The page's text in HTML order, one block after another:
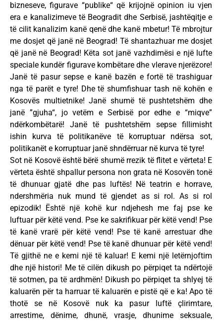
bizneseve, figurave “publike“ që krijojnë opinion iu vjen
era e kanalizimeve të Beogradit dhe Serbisë, jashtëqitje e
të cilit kanalizim kanë qenë dhe kanë mbetur! Të mbrojtur
me dosjet që janë në Beograd! Të shantazhuar me dosjet
që janë në Beograd! Këta sot janë vazhdimësi e një lufte
speciale kundër figurave kombëtare dhe vlerave njerëzore!
Janë të pasur sepse e kanë bazën e fortë të trashiguar
nga të parët e tyre! Dhe të shumfishuar tash në kohën e
Kosovës multietnike! Janë shumë të pushtetshëm dhe
janë ”gjuha“, jo vetëm e Serbisë por edhe e “miqve”
ndërkombëtarë! Janë të pushtetshëm sepse fillimisht
ishin kurva të politikanëve të korruptuar ndërsa sot,
politikanët e korruptuar janë shndërruar në kurva të tyre!
Sot në Kosovë është bërë shumë rrezik të flitet e vërteta! E
vërteta është shpallur persona non grata në Kosovën tonë
të dhunuar gjatë dhe pas luftës! Në teatrin e horrave,
ndershmëria nuk mund të gjendet as si rol. As si rol
epizodik! Është një kohë kur ndjehesh me faj pse ke
luftuar për këtë vend. Pse ke sakrifikuar për këtë vend! Pse
të kanë vrarë për këtë vend! Pse të kanë arrestuar dhe
dënuar për këtë vend! Pse të kanë dhunuar për këtë vend!
Të gjithë ne e kemi një të kaluar! E kemi një letërnjoftim
dhe një histori! Me të cilën dikush po përpiqet ta ndërtojë
të sotmen, pa të ardhmën! Dikush po përpiqet ta shlyej të
kaluarën për ta harruar të kaluarën e pistë që e ka! Apo të
thotë se në Kosovë nuk ka pasur luftë çlirimtare,
arrestime, dënime, dhunë, vrasje, dhunime seksuale,